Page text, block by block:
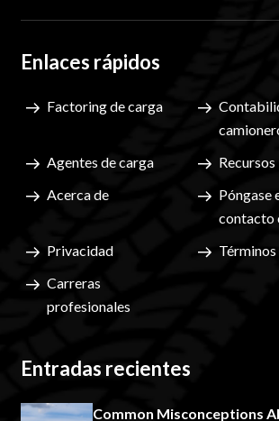
Enlaces rápidos
Factoring de carga
Agentes de carga
Recursos
Acerca de
Póngase
contacto
Privacidad
Términos
Carreras
profesionales
Entradas recientes
Common Misconceptions